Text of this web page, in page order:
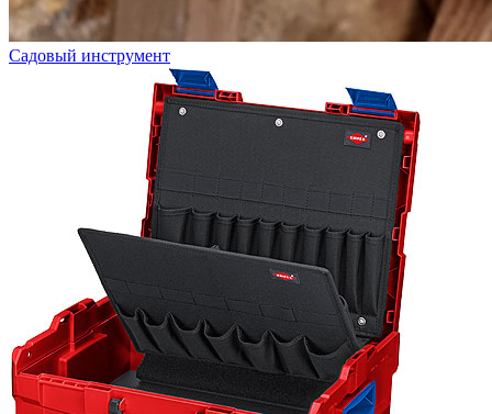
Садовый инструмент